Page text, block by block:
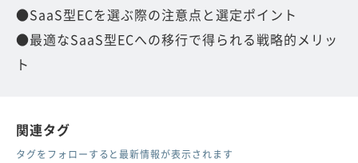
●SaaS型ECを選ぶ際の注意点と選定ポイント
●最適なSaaS型ECへの移行で得られる戦略的メリッ
ト
関連タグ
タグをフォローすると最新情報が表示されます